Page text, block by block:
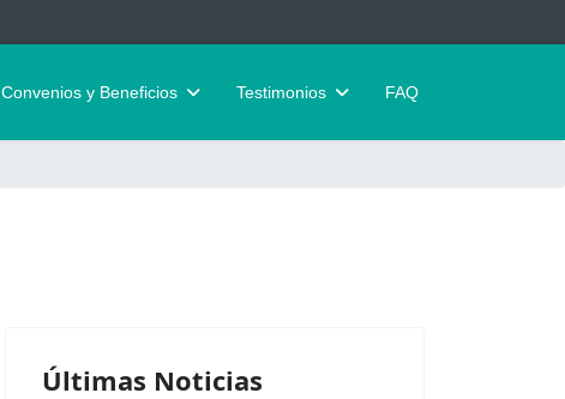
Convenios y Beneficios Testimonios FAQ
Últimas Noticias